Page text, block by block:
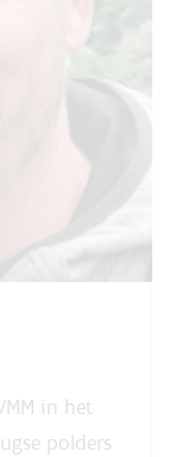
in het
polders